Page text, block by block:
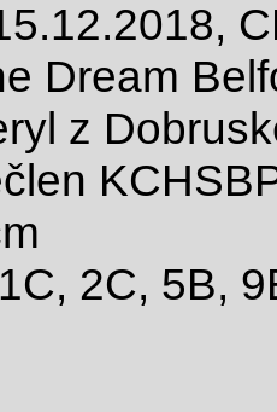
Dream
z
2C, 5B,